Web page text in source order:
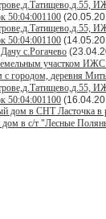
50:04:001100
50:04:001100
с.Рогачево
участком ИЖС
городом, деревня
50:04:001100
дом в СНТ Ласточка
дом в с/т "Лесные